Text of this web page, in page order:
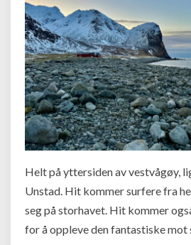
Helt på yttersiden av vestvågøy,
Unstad. Hit kommer surfere fra
seg på storhavet. Hit kommer
for å oppleve den fantastiske